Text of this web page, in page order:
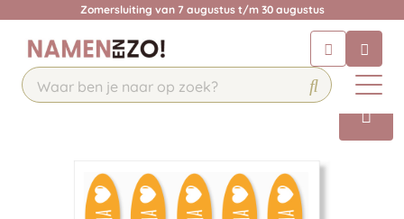
Zomersluiting van 7 augustus t/m 30 augustus
Chat 24/7 met onze chatbot voor
hulp
Contact